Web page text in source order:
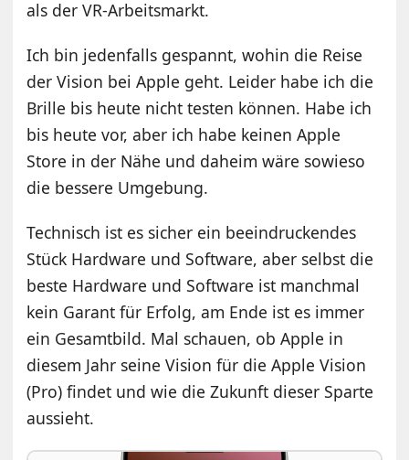
als der VR-Arbeitsmarkt.
Ich bin jedenfalls gespannt, wohin die Reise
der Vision bei Apple geht. Leider habe ich die
Brille bis heute nicht testen können. Habe ich
bis heute vor, aber ich habe keinen Apple
Store in der Nähe und daheim wäre sowieso
die bessere Umgebung.
Technisch ist es sicher ein beeindruckendes
Stück Hardware und Software, aber selbst die
beste Hardware und Software ist manchmal
kein Garant für Erfolg, am Ende ist es immer
ein Gesamtbild. Mal schauen, ob Apple in
diesem Jahr seine Vision für die Apple Vision
(Pro) findet und wie die Zukunft dieser Sparte
aussieht.